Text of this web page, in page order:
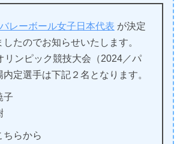
レーボール女子日本代表 が決定
したのでお知らせいたします。
リンピック競技大会（2024／パ
内定選手は下記２名となります。
子
ちらから